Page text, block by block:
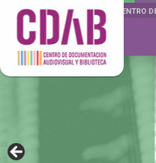
DOCUMENTA DRAMÁTICAS CENTRO